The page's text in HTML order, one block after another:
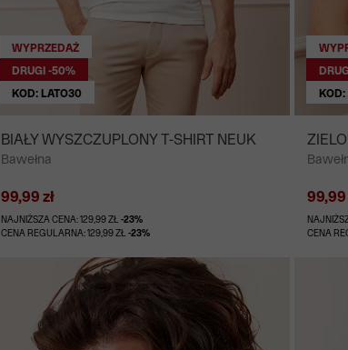
WYPRZEDAŻ
DRUGI -50%
KOD: LATO30
BIAŁY WYSZCZUPLONY T-SHIRT NEUK
Bawełna
99,99 zł
NAJNIŻSZA CENA: 129,99 ZŁ -23%
CENA REGULARNA: 129,99 ZŁ -23%
KOD:
NEUK
99,99
CENA